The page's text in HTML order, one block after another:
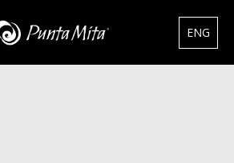
ENG